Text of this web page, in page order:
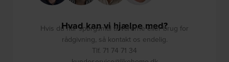
Hvad kan vi hjælpe med?
Hvis du har spørgsmål til varerne eller brug for
rådgivning, så kontakt os endelig.
Tlf. 71 74 71 34